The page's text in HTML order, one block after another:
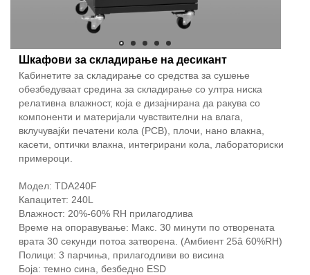
Шкафови за складирање на десикант
Кабинетите за складирање со средства за сушење
обезбедуваат средина за складирање со ултра ниска
релативна влажност, која е дизајнирана да ракува со
компоненти и материјали чувствителни на влага,
вклучувајќи печатени кола (PCB), плочи, нано влакна,
касети, оптички влакна, интегрирани кола, лабораториски
примероци.
Модел: TDA240F
Капацитет: 240L
Влажност: 20%-60% RH прилагодлива
Време на опоравување: Макс. 30 минути по отворената
врата 30 секунди потоа затворена. (Амбиент 25â 60%RH)
Полици: 3 парчиња, прилагодливи во висина
Боја: темно сина, безбедно ESD